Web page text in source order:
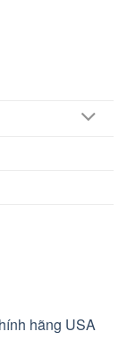
hãng USA